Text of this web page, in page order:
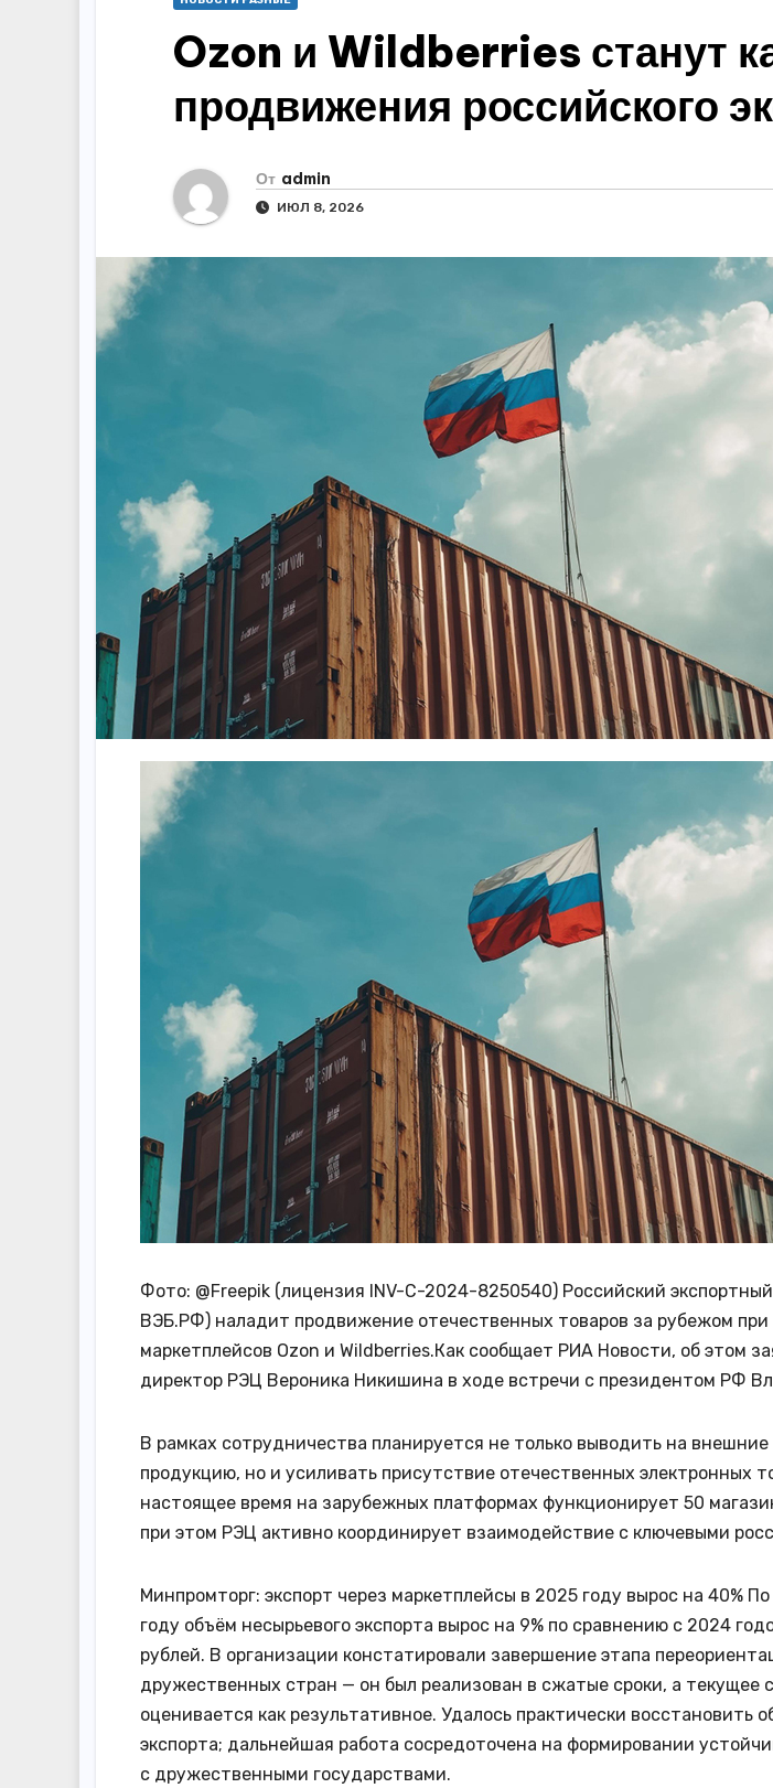
Ozon и Wildberries станут
продвижения российского
От admin
ИЮЛ 8, 2026
Фото: @Freepik (лицензия INV-C-2024-8250540) Российский
ВЭБ.РФ) наладит продвижение отечественных товаров за рубежом
маркетплейсов Ozon и Wildberries.Как сообщает РИА Новости, об этом
директор РЭЦ Вероника Никишина в ходе встречи с президентом РФ
В рамках сотрудничества планируется не только выводить на
продукцию, но и усиливать присутствие отечественных электронных
настоящее время на зарубежных платформах функционирует 50
при этом РЭЦ активно координирует взаимодействие с ключевыми
Минпромторг: экспорт через маркетплейсы в 2025 году вырос на 40%
году объём несырьевого экспорта вырос на 9% по сравнению с 2024
рублей. В организации констатировали завершение этапа
дружественных стран — он был реализован в сжатые сроки, а текущее
оценивается как результативное. Удалось практически восстановить
экспорта; дальнейшая работа сосредоточена на формировании
с дружественными государствами.